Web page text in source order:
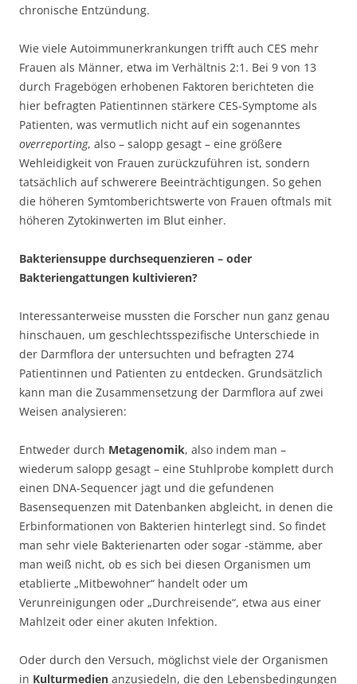
chronische Entzündung.
Wie viele Autoimmunerkrankungen trifft auch CES mehr
Frauen als Männer, etwa im Verhältnis 2:1. Bei 9 von 13
durch Fragebögen erhobenen Faktoren berichteten die
hier befragten Patientinnen stärkere CES-Symptome als
Patienten, was vermutlich nicht auf ein sogenanntes
overreporting, also – salopp gesagt – eine größere
Wehleidigkeit von Frauen zurückzuführen ist, sondern
tatsächlich auf schwerere Beeinträchtigungen. So gehen
die höheren Symtomberichtswerte von Frauen oftmals mit
höheren Zytokinwerten im Blut einher.
Bakteriensuppe durchsequenzieren – oder
Bakteriengattungen kultivieren?
Interessanterweise mussten die Forscher nun ganz genau
hinschauen, um geschlechtsspezifische Unterschiede in
der Darmflora der untersuchten und befragten 274
Patientinnen und Patienten zu entdecken. Grundsätzlich
kann man die Zusammensetzung der Darmflora auf zwei
Weisen analysieren:
Entweder durch Metagenomik, also indem man –
wiederum salopp gesagt – eine Stuhlprobe komplett durch
einen DNA-Sequencer jagt und die gefundenen
Basensequenzen mit Datenbanken abgleicht, in denen die
Erbinformationen von Bakterien hinterlegt sind. So findet
man sehr viele Bakterienarten oder sogar -stämme, aber
man weiß nicht, ob es sich bei diesen Organismen um
etablierte „Mitbewohner“ handelt oder um
Verunreinigungen oder „Durchreisende“, etwa aus einer
Mahlzeit oder einer akuten Infektion.
Oder durch den Versuch, möglichst viele der Organismen
in Kulturmedien anzusiedeln, die den Lebensbedingungen